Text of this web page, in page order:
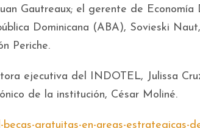
Gautreaux; el gerente de Economía
Dominicana (ABA), Sovieski Naut,
Periche.
ejecutiva del INDOTEL, Julissa
de la institución, César Moliné.
gratuitas-en-areas-estrategicas-